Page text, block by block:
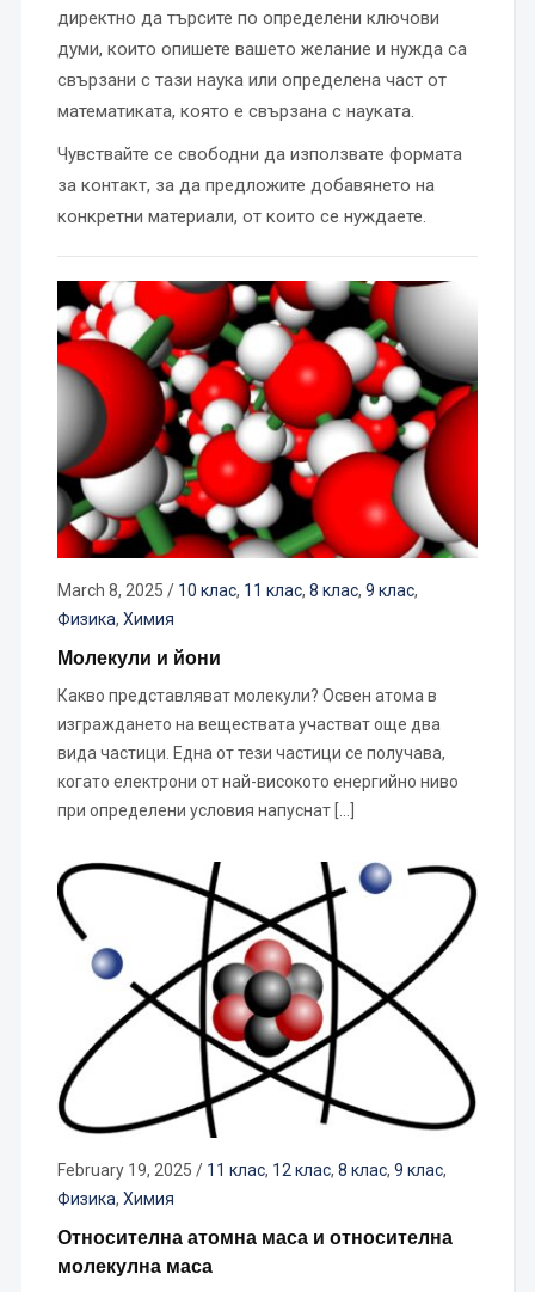
директно да търсите по определени ключови
думи, които опишете вашето желание и нужда са
свързани с тази наука или определена част от
математиката, която е свързана с науката.
Чувствайте се свободни да използвате формата
за контакт, за да предложите добавянето на
конкретни материали, от които се нуждаете.
March 8, 2025 / 10 клас, 11 клас, 8 клас, 9 клас,
Физика, Химия
Молекули и йони
Какво представляват молекули? Освен атома в
изграждането на веществата участват още два
вида частици. Една от тези частици се получава,
когато електрони от най-високото енергийно ниво
при определени условия напуснат […]
February 19, 2025 / 11 клас, 12 клас, 8 клас, 9 клас,
Физика, Химия
Относителна атомна маса и относителна
молекулна маса